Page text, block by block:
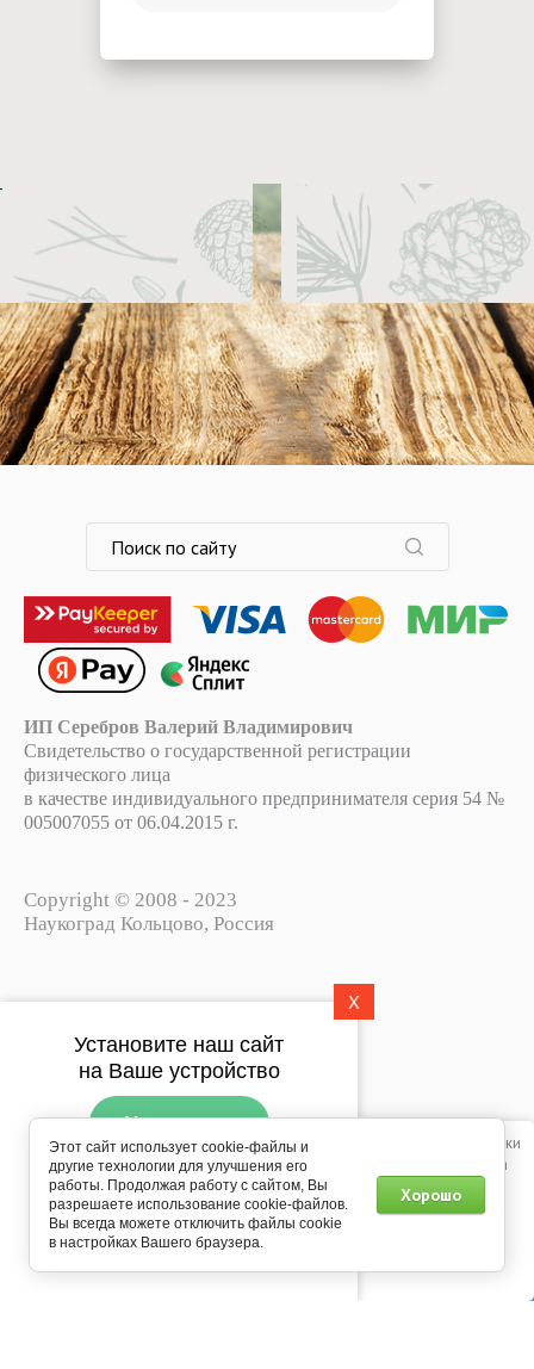
ИП Серебров Валерий Владимирович
Свидетельство о государственной регистрации
физического лица
в качестве индивидуального предпринимателя серия 54 №
005007055 от 06.04.2015 г.
Copyright © 2008 - 2023
Наукоград Кольцово, Россия
Пользовательское соглашение
Мегагрупп.ру
Этот сайт использует файлы cookie, метаданные и сервис веб-аналитики
Яндекс.Метрика. Продолжая просматривать его, вы соглашаетесь на
использование нами файлов cookie, метаданных и сервиса веб-
аналитики Яндекс.Метрика в соответствии с
Политикой
конфиденциальности
Продолжить
X
Установите наш сайт
на Ваше устройство
Установить
Подпишитесь на рассылку
push-уведомлений
Подписаться
Этот сайт использует cookie-файлы и
другие технологии для улучшения его
работы. Продолжая работу с сайтом, Вы
разрешаете использование cookie-файлов.
Вы всегда можете отключить файлы cookie
в настройках Вашего браузера.
Хорошо